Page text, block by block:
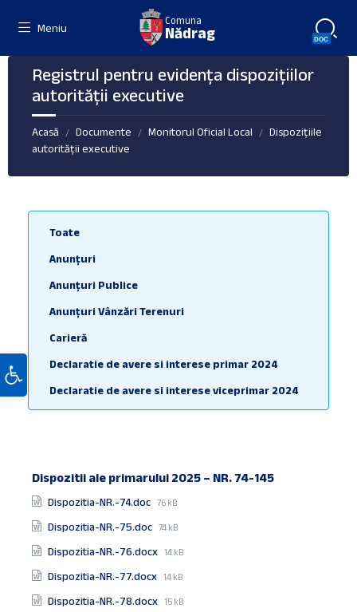
Deschide bara de unelte
Meniu
Comuna
Nădrag
Registrul pentru evidența dispozițiilor
autorității executive
Acasă / Documente / Monitorul Oficial Local /
Dispozițiile
autorității executive
Toate
Anunțuri
Anunțuri Publice
Anunțuri Vânzări Terenuri
Carieră
Declaratie de avere si interese primar 2024
Declaratie de avere si interese viceprimar 2024
2024
Declaratii de avere si interese functionari
Declaratii de avere si interese secretar general
Dispozitii ale primarului 2025 – NR. 74-145
Documente
Dispozitia-NR.-74.doc File
76 kB
Dispozitia-NR.-75.doc File
74 kB
Dispozitia-NR.-76.docx File
14 kB
Dispozitia-NR.-77.docx File
14 kB
Dispozitia-NR.-78.docx File
15 kB